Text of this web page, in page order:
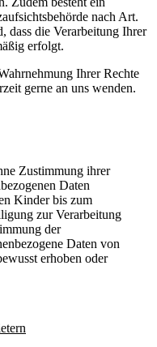
nach Art.
dass die Verarbeitung Ihrer
erfolgt.
Ihrer Rechte
gerne an uns wenden.
Zustimmung ihrer
Daten
Kinder bis zum
zur Verarbeitung
der
Daten von
erhoben oder